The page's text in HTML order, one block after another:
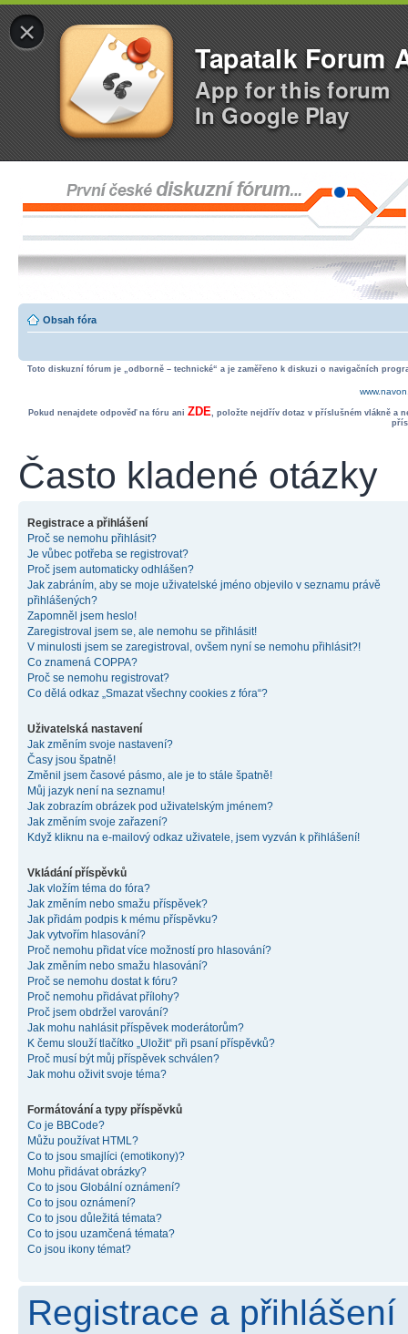
×
Tapatalk Forum
App for this forum
In Google Play
Obsah fóra
Toto diskuzní fórum je „odborně – technické“ a je zaměřeno k diskuzi o navigačních
Pokud nenajdete odpověď na fóru ani ZDE, položte nejdřív dotaz v příslušném vlákně a
Často kladené otázky
Registrace a přihlášení
Proč se nemohu přihlásit?
Je vůbec potřeba se registrovat?
Proč jsem automaticky odhlášen?
Jak zabráním, aby se moje uživatelské jméno objevilo v seznamu právě
přihlášených?
Zapomněl jsem heslo!
Zaregistroval jsem se, ale nemohu se přihlásit!
V minulosti jsem se zaregistroval, ovšem nyní se nemohu přihlásit?!
Co znamená COPPA?
Proč se nemohu registrovat?
Co dělá odkaz „Smazat všechny cookies z fóra“?
Uživatelská nastavení
Jak změním svoje nastavení?
Časy jsou špatně!
Změnil jsem časové pásmo, ale je to stále špatně!
Můj jazyk není na seznamu!
Jak zobrazím obrázek pod uživatelským jménem?
Jak změním svoje zařazení?
Když kliknu na e-mailový odkaz uživatele, jsem vyzván k přihlášení!
Vkládání příspěvků
Jak vložím téma do fóra?
Jak změním nebo smažu příspěvek?
Jak přidám podpis k mému příspěvku?
Jak vytvořím hlasování?
Proč nemohu přidat více možností pro hlasování?
Jak změním nebo smažu hlasování?
Proč se nemohu dostat k fóru?
Proč nemohu přidávat přílohy?
Proč jsem obdržel varování?
Jak mohu nahlásit příspěvek moderátorům?
K čemu slouží tlačítko „Uložit“ při psaní příspěvků?
Proč musí být můj příspěvek schválen?
Jak mohu oživit svoje téma?
Formátování a typy příspěvků
Co je BBCode?
Můžu používat HTML?
Co to jsou smajlíci (emotikony)?
Mohu přidávat obrázky?
Co to jsou Globální oznámení?
Co to jsou oznámení?
Co to jsou důležitá témata?
Co to jsou uzamčená témata?
Co jsou ikony témat?
Registrace a přihlášení